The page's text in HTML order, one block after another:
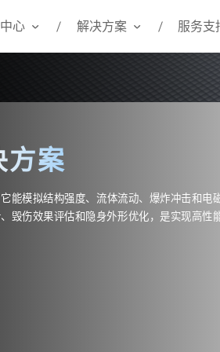
心 解决方案 服务支
方案
能模拟结构强度、流体流动、爆炸冲击和电
毁伤效果评估和隐身外形优化，是实现高性